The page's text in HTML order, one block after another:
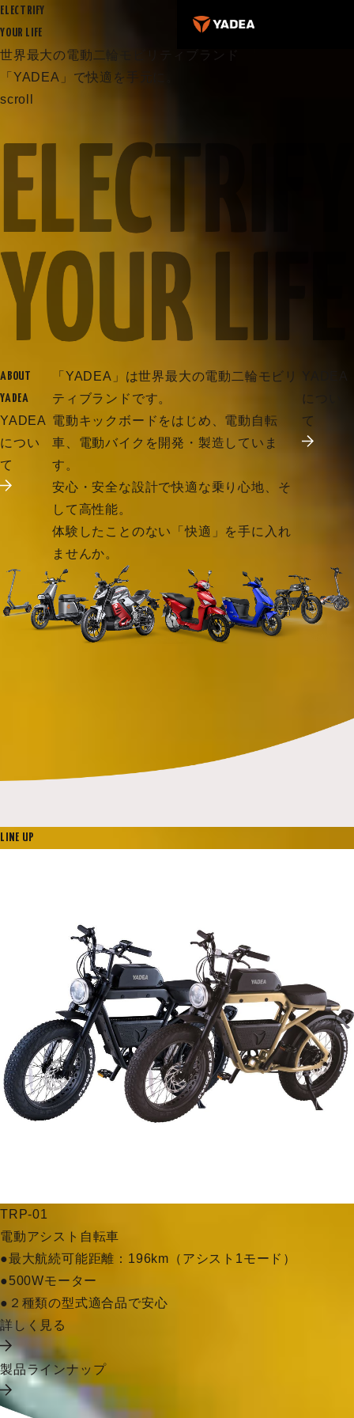
ELECTRIFY
YOUR LIFE
世界最大の電動二輪モビリティブランド
「YADEA」で快適を手元に。
scroll
ABOUT
YADEA
YADEA
につい
て
「YADEA」は世界最大の電動二輪モビリ
ティブランドです。
電動キックボードをはじめ、電動自転
車、電動バイクを開発・製造していま
す。
安心・安全な設計で快適な乗り心地、そ
して高性能。
体験したことのない「快適」を手に入れ
ませんか。
YADEA
につい
て
LINE UP
TRP-01
電動アシスト自転車
●最大航続可能距離：196km（アシスト1モード）
●500Wモーター
●２種類の型式適合品で安心
詳しく見る
製品ラインナップ